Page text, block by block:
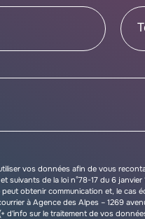
vos données afin de vous
suivants de la loi n°78-17 du 6
obtenir communication et, le cas
à Agence des Alpes – 1269
d'info sur le traitement de vos